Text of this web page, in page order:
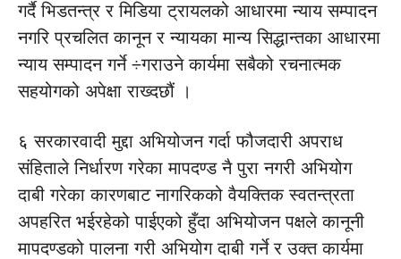
गर्दै भिडतन्त्र र मिडिया ट्रायलको आधारमा न्याय सम्पादन
नगरि प्रचलित कानून र न्यायका मान्य सिद्धान्तका आधारमा
न्याय सम्पादन गर्ने ÷गराउने कार्यमा सबैको रचनात्मक
सहयोगको अपेक्षा राख्दछौं ।
६ सरकारवादी मुद्दा अभियोजन गर्दा फौजदारी अपराध
संहिताले निर्धारण गरेका मापदण्ड नै पुरा नगरी अभियोग
दाबी गरेका कारणबाट नागरिकको वैयक्तिक स्वतन्त्रता
अपहरित भईरहेको पाईएको हुँदा अभियोजन पक्षले कानूनी
मापदण्डको पालना गरी अभियोग दाबी गर्ने र उक्त कार्यमा